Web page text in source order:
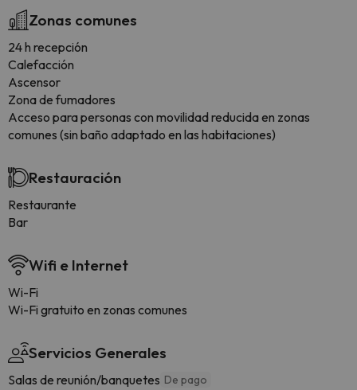
Zonas comunes
24 h recepción
Calefacción
Ascensor
Zona de fumadores
Acceso para personas con movilidad reducida en zonas
comunes (sin baño adaptado en las habitaciones)
Restauración
Restaurante
Bar
Wifi e Internet
Wi-Fi
Wi-Fi gratuito en zonas comunes
Servicios Generales
Salas de reunión/banquetes De pago